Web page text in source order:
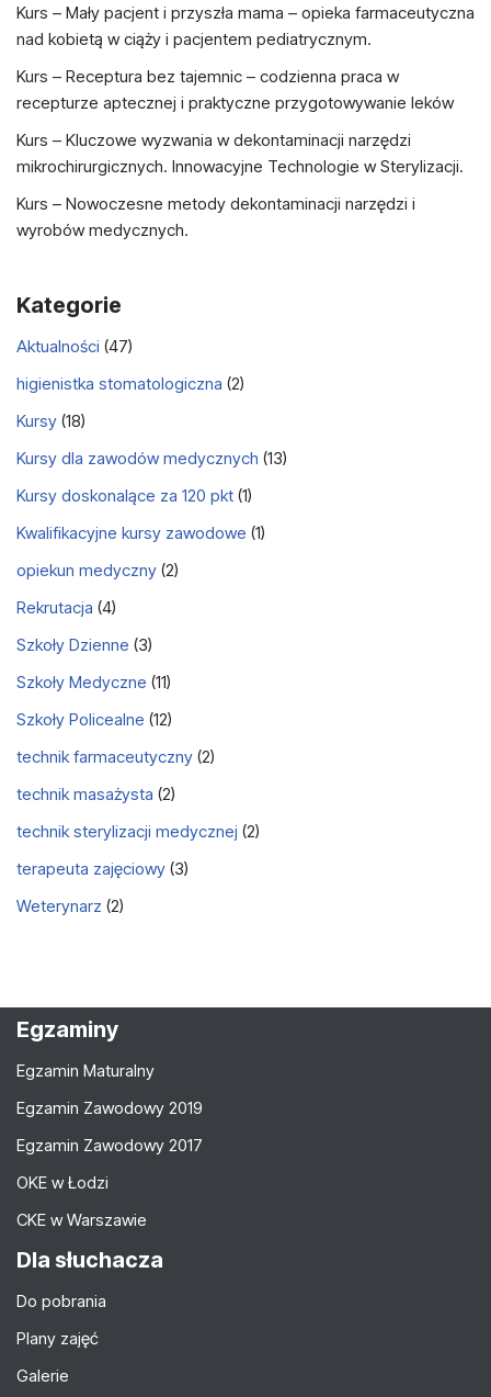
Kurs – Mały pacjent i przyszła mama – opieka farmaceutyczna
nad kobietą w ciąży i pacjentem pediatrycznym.
Kurs – Receptura bez tajemnic – codzienna praca w
recepturze aptecznej i praktyczne przygotowywanie leków
Kurs – Kluczowe wyzwania w dekontaminacji narzędzi
mikrochirurgicznych. Innowacyjne Technologie w Sterylizacji.
Kurs – Nowoczesne metody dekontaminacji narzędzi i
wyrobów medycznych.
Kategorie
Aktualności (47)
higienistka stomatologiczna (2)
Kursy (18)
Kursy dla zawodów medycznych (13)
Kursy doskonalące za 120 pkt (1)
Kwalifikacyjne kursy zawodowe (1)
opiekun medyczny (2)
Rekrutacja (4)
Szkoły Dzienne (3)
Szkoły Medyczne (11)
Szkoły Policealne (12)
technik farmaceutyczny (2)
technik masażysta (2)
technik sterylizacji medycznej (2)
terapeuta zajęciowy (3)
Weterynarz (2)
Egzaminy
Egzamin Maturalny
Egzamin Zawodowy 2019
Egzamin Zawodowy 2017
OKE w Łodzi
CKE w Warszawie
Dla słuchacza
Do pobrania
Plany zajęć
Galerie